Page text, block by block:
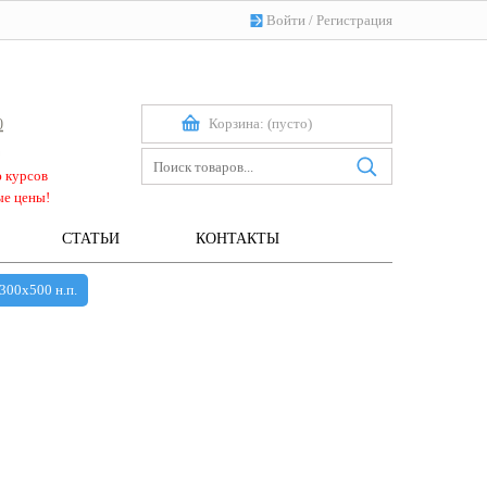
Войти / Регистрация
Корзина: (пусто)
курсов
цены!
СТАТЬИ КОНТАКТЫ
н.п.